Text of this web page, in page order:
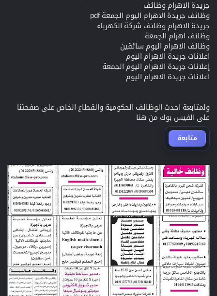
جريدة الاهرام وظائف
وظائف جريدة الاهرام اليوم الجمعة pdf
جريدة الاهرام وظائف شركة الكهرباء
وظائف اهرام الجمعة
وظائف الاهرام اليوم سائقين
اعلانات جريدة الاهرام اليوم
إعلانات جريدة الاهرام اليوم الجمعة
اعلانات جريدة الاهرام اليوم
ولمتابعة احدث الوظائف الحكومية والقطاع الخاص على صفحتنا
على الفيس بوك من هنا
متابعة